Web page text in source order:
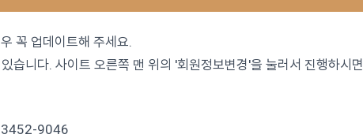
꼭 업데이트해 주세요.
습니다. 사이트 오른쪽 맨 위의 '회원정보변경'을 눌러서 진행하시면
3452-9046